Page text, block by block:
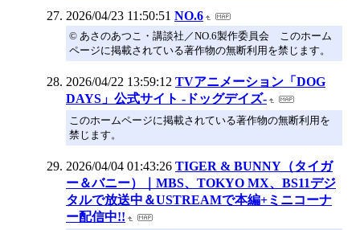
2026/04/23 11:50:51 NO.6
© あさのあつこ・講談社／NO.6製作委員会 このホーム
ページに掲載されている著作物の無断利用を禁じます。
2026/04/22 13:59:12 TVアニメーション「DOG
DAYS」公式サイト -ドッグデイズ-
このホームページに掲載されている著作物の無断利用を
禁じます。
2026/04/04 01:43:26 TIGER & BUNNY（タイガ
ー＆バニー）｜MBS、TOKYO MX、BS11デジ
タルで放送中＆USTREAMで本編+ミニコーナ
ー配信中!!